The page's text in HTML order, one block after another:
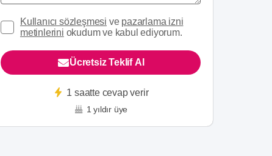
Kullanıcı sözleşmesi ve pazarlama izni
metinlerini okudum ve kabul ediyorum.
Ücretsiz Teklif Al
1 saatte cevap verir
1 yıldır üye